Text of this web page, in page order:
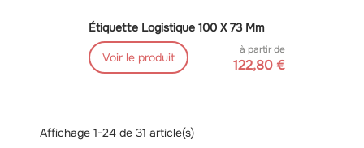
Étiquette Logistique 100 X 73 Mm
Voir le produit
à partir de
122,80 €
Affichage 1-24 de 31 article(s)